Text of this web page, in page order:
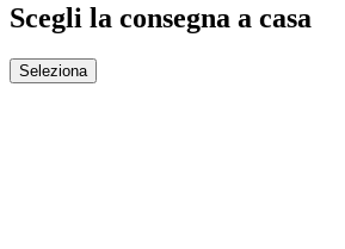
Scegli la consegna a casa
Seleziona